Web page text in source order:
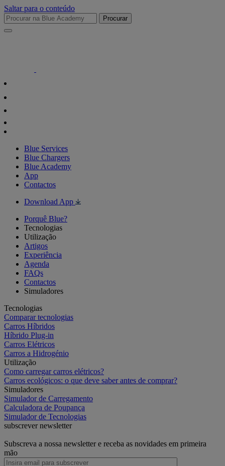
Saltar para o conteúdo
Procurar
Blue Services
Blue Chargers
Blue Academy
App
Contactos
Download App
Porquê Blue?
Tecnologias
Utilização
Artigos
Experiência
Agenda
FAQs
Contactos
Simuladores
Tecnologias
Comparar tecnologias
Carros Híbridos
Híbrido Plug-in
Carros Elétricos
Carros a Hidrogénio
Utilização
Como carregar carros elétricos?
Carros ecológicos: o que deve saber antes de comprar?
Simuladores
Simulador de Carregamento
Calculadora de Poupança
Simulador de Tecnologias
subscrever newsletter
Subscreva a nossa newsletter e receba as novidades em primeira
mão